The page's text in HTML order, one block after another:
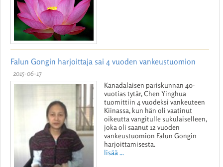
Falun Gongin harjoittaja sai 4 vuoden vankeustuomion
2015-06-17
Kanadalaisen pariskunnan 40-
vuotias tytär, Chen Yinghua
tuomittiin 4 vuodeksi vankeuteen
Kiinassa, kun hän oli vaatinut
oikeutta vangitulle sukulaiselleen,
joka oli saanut 12 vuoden
vankeustuomion Falun Gongin
harjoittamisesta.
lisää ...